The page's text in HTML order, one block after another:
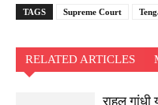
TAGS Supreme Court
RELATED ARTICLES
राहुल गांधी